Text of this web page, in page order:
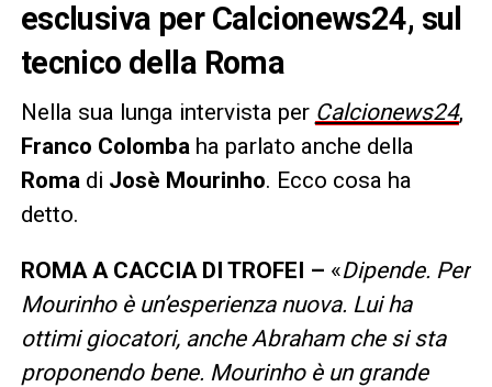
esclusiva per Calcionews24, sul
tecnico della Roma
Nella sua lunga intervista per Calcionews24,
Franco Colomba ha parlato anche della
Roma di Josè Mourinho. Ecco cosa ha
detto.
ROMA A CACCIA DI TROFEI – «Dipende. Per
Mourinho è un’esperienza nuova. Lui ha
ottimi giocatori, anche Abraham che si sta
proponendo bene. Mourinho è un grande